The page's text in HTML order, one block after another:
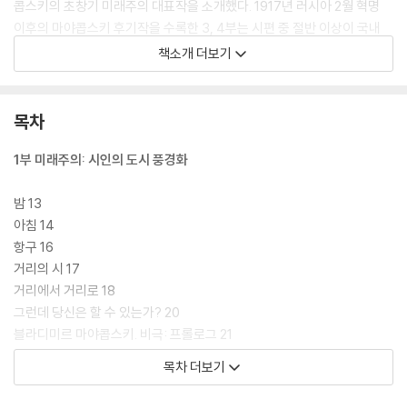
콥스키의 초창기 미래주의 대표작을 소개했다. 1917년 러시아 2월 혁명
이후의 마야콥스키 후기작을 수록한 3, 4부는 시편 중 절반 이상이 국내
초역이기에 더욱 의미가 있다. ‘혁명 시인’이라는 이름에 가려 자칫 놓치기
쉬운 시인의 고뇌가 여실히 드러난다.
이번 시선집을 통해 국내 독자들은 정치와 예술의 통합이라는 어려운 길을
이 한가운데 한 인간의 처절하고도 아름다운 고군분투를 이해할 수 있을
책소개 더보기
목차
1부 미래주의: 시인의 도시 풍경화
밤 13
아침 14
항구 16
거리의 시 17
거리에서 거리로 18
그런데 당신은 할 수 있는가? 20
블라디미르 마야콥스키. 비극: 프롤로그 21
간판에게 24
목차 더보기